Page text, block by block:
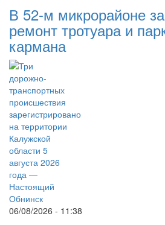
В 52-м микрорайоне
ремонт тротуара и
кармана
06/08/2026 - 11:38